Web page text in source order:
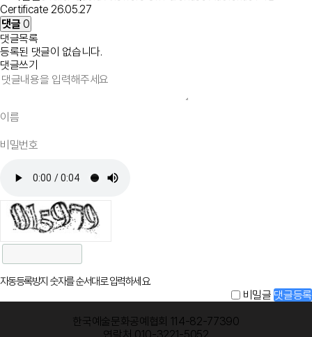
Certificate 26.05.27
댓글 0
댓글목록
등록된 댓글이 없습니다.
댓글쓰기
자동등록방지 숫자를 순서대로 입력하세요.
비밀글 댓글등록
한국예술문화공예협회 114-82-77390